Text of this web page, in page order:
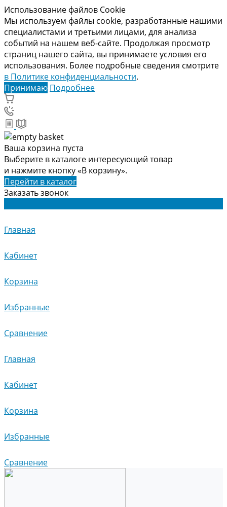
Использование файлов Cookie
Мы используем файлы cookie, разработанные нашими
специалистами и третьими лицами, для анализа
событий на нашем веб-сайте. Продолжая просмотр
страниц нашего сайта, вы принимаете условия его
использования. Более подробные сведения смотрите
в Политике конфиденциальности.
Принимаю Подробнее
Ваша корзина пуста
Выберите в каталоге интересующий товар
и нажмите кнопку «В корзину».
Перейти в каталог
Заказать звонок
Главная
Кабинет
Корзина
Избранные
Сравнение
Главная
Кабинет
Корзина
Избранные
Сравнение